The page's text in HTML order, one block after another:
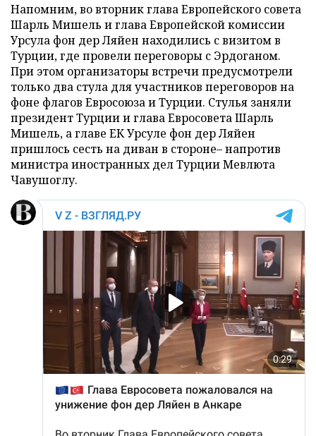
Напомним, во вторник глава Европейского совета
Шарль Мишель и глава Европейской комиссии
Урсула фон дер Ляйен находились с визитом в
Турции, где провели переговоры с Эрдоганом.
При этом организаторы встречи предусмотрели
только два стула для участников переговоров на
фоне флагов Евросоюза и Турции. Стулья заняли
президент Турции и глава Евросовета Шарль
Мишель, а главе ЕК Урсуле фон дер Ляйен
пришлось сесть на диван в стороне– напротив
министра иностранных дел Турции Мевлюта
Чавушоглу.